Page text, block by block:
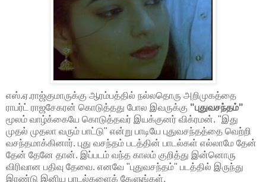
எஸ்.ஏ.ராஜ்குமாருக்கு ஆரம்பத்தில் நல்லதொரு அறிமுகத்தை
ராபர்ட் ராஜசேகரன் கொடுத்தது போல இவருக்கு "புதுவசந்தம்"
மூலம் வாழ்க்கையே கொடுத்தவர் இயக்குனர் விக்ரமன். "இது
முதல் முதலா வரும் பாட்டு" என்று பாடியே புதுவசந்தத்தை வெற்றி
வசந்தமாக்கினார். புது வசந்தம் படத்தின் பாடல்கள் எல்லாமே தேன்
தேன் தேனே தான். இப்படம் வந்த காலம் குறித்து இன்னொரு
விரிவான பதிவு தேவை. எனவே "புதுவசந்தம்" படத்தில் இருந்து
இரண்டு இனிய பாடல்களைக் கேளுங்கள்.